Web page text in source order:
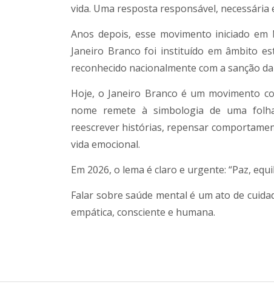
vida. Uma resposta responsável,
Anos depois, esse movimento iniciado
Janeiro Branco foi instituído em âmbito
reconhecido nacionalmente com a sanção da
Hoje, o Janeiro Branco é um movimento
nome remete à simbologia de uma
reescrever histórias, repensar
vida emocional.
Em 2026, o lema é claro e urgente: “Paz,
Falar sobre saúde mental é um ato de
empática, consciente e humana.